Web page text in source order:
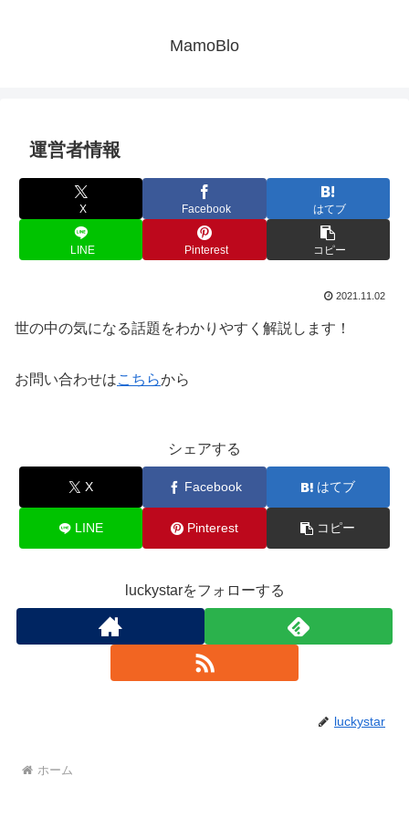
MamoBlo
運営者情報
X Facebook はてブ
LINE Pinterest コピー
2021.11.02
世の中の気になる話題をわかりやすく解説します！
お問い合わせはこちらから
シェアする
X Facebook はてブ
LINE Pinterest コピー
luckystarをフォローする
luckystar
ホーム